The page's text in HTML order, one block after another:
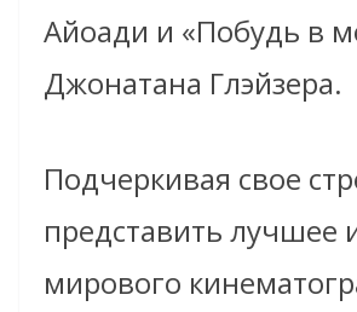
Айоади и «Побудь в
Джонатана Глэйзера.
Подчеркивая свое
представить лучшее
мирового